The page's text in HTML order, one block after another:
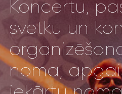
Koncertu,
svētku un
noma,